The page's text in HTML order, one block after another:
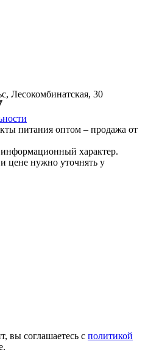
Лесокомбинатская, 30
питания оптом – продажа от
характер.
цене нужно уточнять у
вы соглашаетесь с политикой